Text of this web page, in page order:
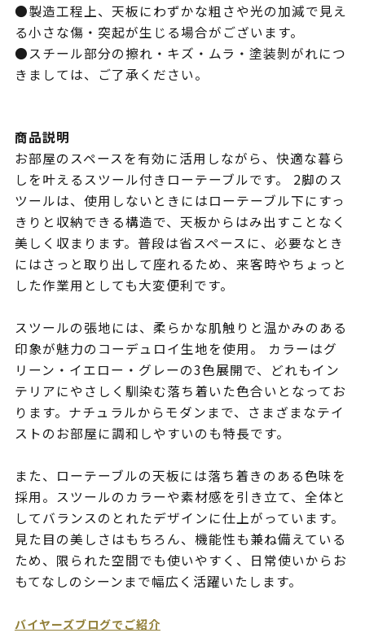
●製造工程上、天板にわずかな粗さや光の加減で見え
る小さな傷・突起が生じる場合がございます。
●スチール部分の擦れ・キズ・ムラ・塗装剝がれにつ
きましては、ご了承ください。
商品説明
お部屋のスペースを有効に活用しながら、快適な暮ら
しを叶えるスツール付きローテーブルです。 2脚のス
ツールは、使用しないときにはローテーブル下にすっ
きりと収納できる構造で、天板からはみ出すことなく
美しく収まります。普段は省スペースに、必要なとき
にはさっと取り出して座れるため、来客時やちょっと
した作業用としても大変便利です。
スツールの張地には、柔らかな肌触りと温かみのある
印象が魅力のコーデュロイ生地を使用。 カラーはグ
リーン・イエロー・グレーの3色展開で、どれもイン
テリアにやさしく馴染む落ち着いた色合いとなってお
ります。ナチュラルからモダンまで、さまざまなテイ
ストのお部屋に調和しやすいのも特長です。
また、ローテーブルの天板には落ち着きのある色味を
採用。スツールのカラーや素材感を引き立て、全体と
してバランスのとれたデザインに仕上がっています。
見た目の美しさはもちろん、機能性も兼ね備えている
ため、限られた空間でも使いやすく、日常使いからお
もてなしのシーンまで幅広く活躍いたします。
バイヤーズブログでご紹介